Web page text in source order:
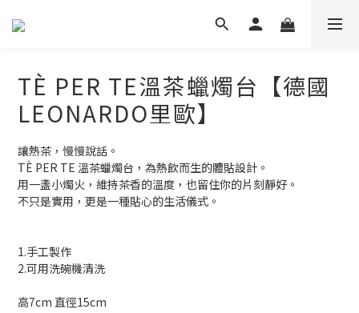
TÈ PER TE溫茶蠟燭台【德國
LEONARDO里歐】
讓熱茶，慢慢說話。
TÈ PER TE 溫茶蠟燭台，為熱飲而生的體貼設計。
用一盞小燭火，維持茶香的溫度，也留住你的片刻靜好。
不只是實用，更是一種貼心的生活儀式。
1.手工製作
2.可用洗碗機清洗
高7cm 直徑15cm